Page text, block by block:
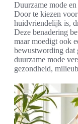
Duurzame mode
Door te kiezen
huidvriendelijk is,
Deze benadering
maar moedigt ook
bewustwording dat
duurzame mode
gezondheid,